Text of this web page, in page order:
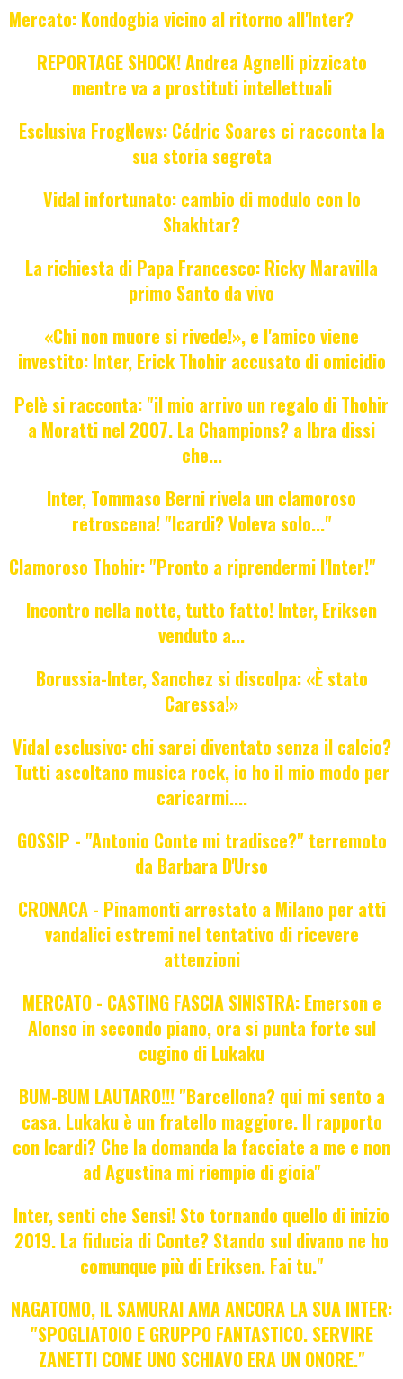
Mercato: Kondogbia vicino al ritorno all'Inter?
REPORTAGE SHOCK! Andrea Agnelli pizzicato
mentre va a prostituti intellettuali
Esclusiva FrogNews: Cédric Soares ci racconta la
sua storia segreta
Vidal infortunato: cambio di modulo con lo
Shakhtar?
La richiesta di Papa Francesco: Ricky Maravilla
primo Santo da vivo
«Chi non muore si rivede!», e l'amico viene
investito: Inter, Erick Thohir accusato di omicidio
Pelè si racconta: "il mio arrivo un regalo di Thohir
a Moratti nel 2007. La Champions? a Ibra dissi
che...
Inter, Tommaso Berni rivela un clamoroso
retroscena! "Icardi? Voleva solo..."
Clamoroso Thohir: "Pronto a riprendermi l'Inter!"
Incontro nella notte, tutto fatto! Inter, Eriksen
venduto a...
Borussia-Inter, Sanchez si discolpa: «È stato
Caressa!»
Vidal esclusivo: chi sarei diventato senza il calcio?
Tutti ascoltano musica rock, io ho il mio modo per
caricarmi....
GOSSIP - "Antonio Conte mi tradisce?" terremoto
da Barbara D'Urso
CRONACA - Pinamonti arrestato a Milano per atti
vandalici estremi nel tentativo di ricevere
attenzioni
MERCATO - CASTING FASCIA SINISTRA: Emerson e
Alonso in secondo piano, ora si punta forte sul
cugino di Lukaku
BUM-BUM LAUTARO!!! "Barcellona? qui mi sento a
casa. Lukaku è un fratello maggiore. Il rapporto
con Icardi? Che la domanda la facciate a me e non
ad Agustina mi riempie di gioia"
Inter, senti che Sensi! Sto tornando quello di inizio
2019. La fiducia di Conte? Stando sul divano ne ho
comunque più di Eriksen. Fai tu."
NAGATOMO, IL SAMURAI AMA ANCORA LA SUA INTER:
"SPOGLIATOIO E GRUPPO FANTASTICO. SERVIRE
ZANETTI COME UNO SCHIAVO ERA UN ONORE."